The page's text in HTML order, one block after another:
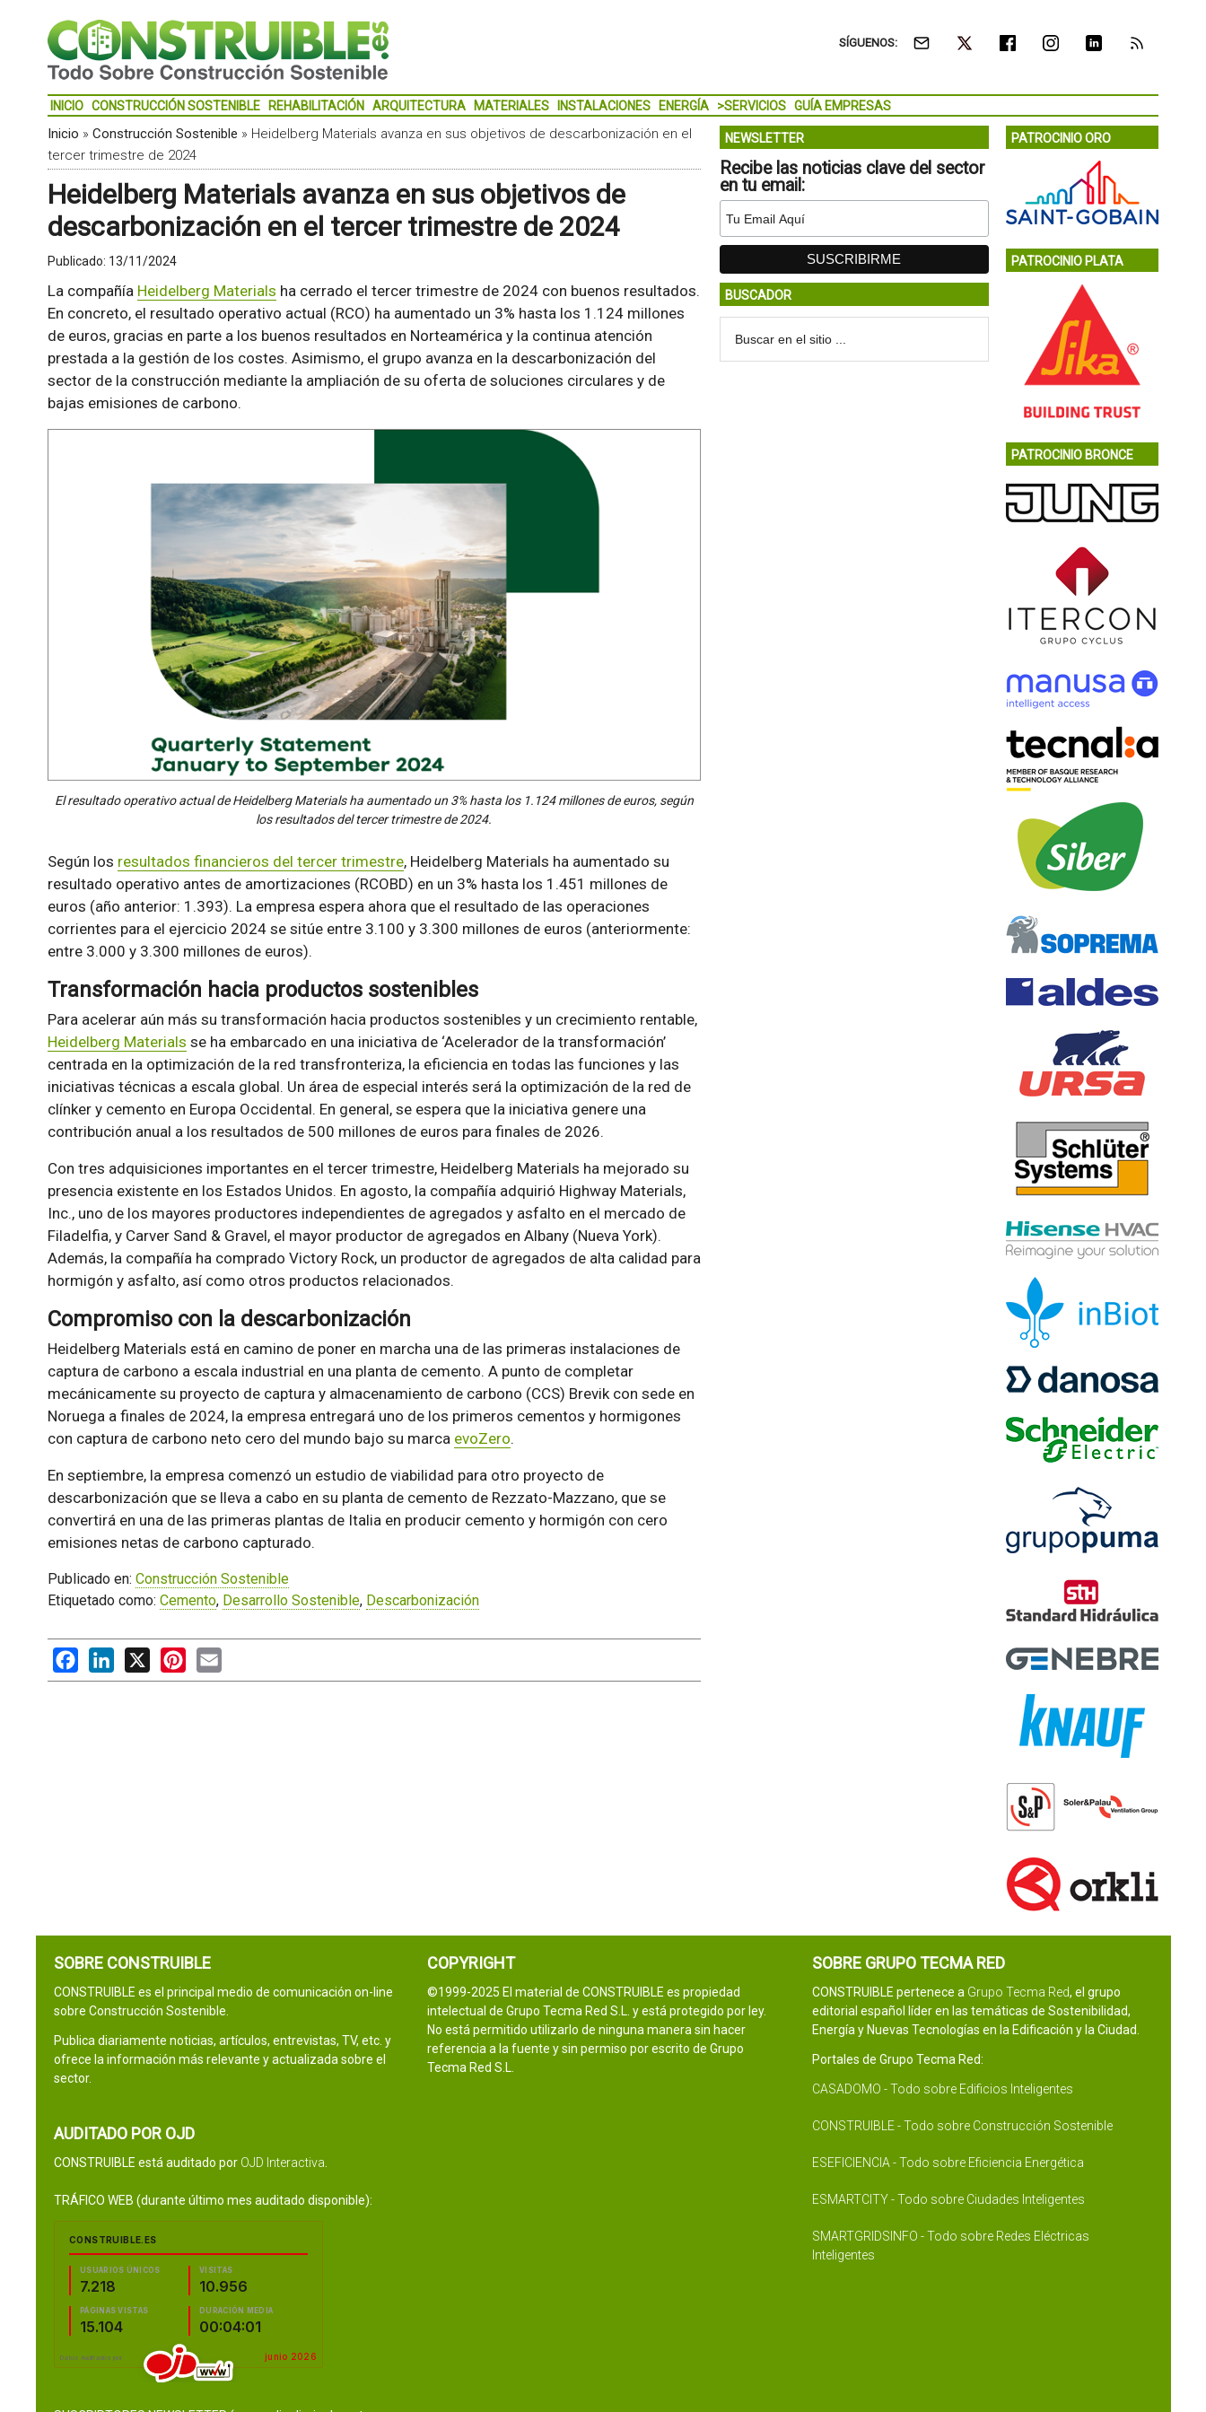
SÍGUENOS:
INICIO CONSTRUCCIÓN SOSTENIBLE REHABILITACIÓN ARQUITECTURA MATERIALES INSTALACIONES ENERGÍA >SERVICIOS GUÍA EMPRESAS
Inicio » Construcción Sostenible » Heidelberg Materials avanza en sus objetivos de descarbonización en el
tercer trimestre de 2024
Heidelberg Materials avanza en sus objetivos de
descarbonización en el tercer trimestre de 2024
Publicado: 13/11/2024
La compañía Heidelberg Materials ha cerrado el tercer trimestre de 2024 con buenos resultados.
En concreto, el resultado operativo actual (RCO) ha aumentado un 3% hasta los 1.124 millones
de euros, gracias en parte a los buenos resultados en Norteamérica y la continua atención
prestada a la gestión de los costes. Asimismo, el grupo avanza en la descarbonización del
sector de la construcción mediante la ampliación de su oferta de soluciones circulares y de
bajas emisiones de carbono.
El resultado operativo actual de Heidelberg Materials ha aumentado un 3% hasta los 1.124 millones de euros, según
los resultados del tercer trimestre de 2024.
Según los resultados financieros del tercer trimestre, Heidelberg Materials ha aumentado su
resultado operativo antes de amortizaciones (RCOBD) en un 3% hasta los 1.451 millones de
euros (año anterior: 1.393). La empresa espera ahora que el resultado de las operaciones
corrientes para el ejercicio 2024 se sitúe entre 3.100 y 3.300 millones de euros (anteriormente:
entre 3.000 y 3.300 millones de euros).
Transformación hacia productos sostenibles
Para acelerar aún más su transformación hacia productos sostenibles y un crecimiento rentable,
Heidelberg Materials se ha embarcado en una iniciativa de ‘Acelerador de la transformación’
centrada en la optimización de la red transfronteriza, la eficiencia en todas las funciones y las
iniciativas técnicas a escala global. Un área de especial interés será la optimización de la red de
clínker y cemento en Europa Occidental. En general, se espera que la iniciativa genere una
contribución anual a los resultados de 500 millones de euros para finales de 2026.
Con tres adquisiciones importantes en el tercer trimestre, Heidelberg Materials ha mejorado su
presencia existente en los Estados Unidos. En agosto, la compañía adquirió Highway Materials,
Inc., uno de los mayores productores independientes de agregados y asfalto en el mercado de
Filadelfia, y Carver Sand & Gravel, el mayor productor de agregados en Albany (Nueva York).
Además, la compañía ha comprado Victory Rock, un productor de agregados de alta calidad para
hormigón y asfalto, así como otros productos relacionados.
Compromiso con la descarbonización
Heidelberg Materials está en camino de poner en marcha una de las primeras instalaciones de
captura de carbono a escala industrial en una planta de cemento. A punto de completar
mecánicamente su proyecto de captura y almacenamiento de carbono (CCS) Brevik con sede en
Noruega a finales de 2024, la empresa entregará uno de los primeros cementos y hormigones
con captura de carbono neto cero del mundo bajo su marca evoZero.
En septiembre, la empresa comenzó un estudio de viabilidad para otro proyecto de
descarbonización que se lleva a cabo en su planta de cemento de Rezzato-Mazzano, que se
convertirá en una de las primeras plantas de Italia en producir cemento y hormigón con cero
emisiones netas de carbono capturado.
Publicado en: Construcción Sostenible
Etiquetado como: Cemento, Desarrollo Sostenible, Descarbonización
FacebookLinkedIn Pinterest
NEWSLETTER
Recibe las noticias clave del sector
en tu email:
BUSCADOR
PATROCINIO ORO
PATROCINIO PLATA
PATROCINIO BRONCE
SOBRE CONSTRUIBLE
CONSTRUIBLE es el principal medio de comunicación on-line
sobre Construcción Sostenible.
Publica diariamente noticias, artículos, entrevistas, TV, etc. y
ofrece la información más relevante y actualizada sobre el
sector.
AUDITADO POR OJD
CONSTRUIBLE está auditado por OJD Interactiva
TRÁFICO WEB (durante último mes auditado disponible):
COPYRIGHT
©1999-2025 El material de CONSTRUIBLE es propiedad
intelectual de Grupo Tecma Red S.L. y está protegido por ley.
No está permitido utilizarlo de ninguna manera sin hacer
referencia a la fuente y sin permiso por escrito de Grupo
Tecma Red S.L.
SOBRE GRUPO TECMA RED
CONSTRUIBLE pertenece a Grupo Tecma Red, el grupo
editorial español líder en las temáticas de Sostenibilidad,
Energía y Nuevas Tecnologías en la Edificación y la Ciudad.
Portales de Grupo Tecma Red:
CASADOMO - Todo sobre Edificios Inteligentes
CONSTRUIBLE - Todo sobre Construcción Sostenible
ESEFICIENCIA - Todo sobre Eficiencia Energética
ESMARTCITY - Todo sobre Ciudades Inteligentes
SMARTGRIDSINFO - Todo sobre Redes Eléctricas
Inteligentes